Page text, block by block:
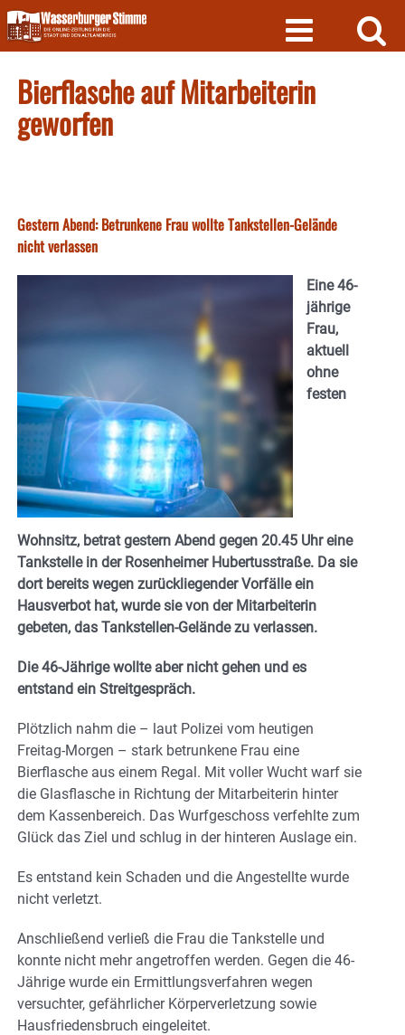
Skip
to
content
Bierflasche auf Mitarbeiterin
geworfen
Gestern Abend: Betrunkene Frau wollte Tankstellen-Gelände
nicht verlassen
Eine 46-
jährige
Frau,
aktuell
ohne
festen
Wohnsitz, betrat gestern Abend gegen 20.45 Uhr eine
Tankstelle in der Rosenheimer Hubertusstraße. Da sie
dort bereits wegen zurückliegender Vorfälle ein
Hausverbot hat, wurde sie von der Mitarbeiterin
gebeten, das Tankstellen-Gelände zu verlassen.
Die 46-Jährige wollte aber nicht gehen und es
entstand ein Streitgespräch.
Plötzlich nahm die – laut Polizei vom heutigen
Freitag-Morgen – stark betrunkene Frau eine
Bierflasche aus einem Regal. Mit voller Wucht warf sie
die Glasflasche in Richtung der Mitarbeiterin hinter
dem Kassenbereich. Das Wurfgeschoss verfehlte zum
Glück das Ziel und schlug in der hinteren Auslage ein.
Es entstand kein Schaden und die Angestellte wurde
nicht verletzt.
Anschließend verließ die Frau die Tankstelle und
konnte nicht mehr angetroffen werden. Gegen die 46-
Jährige wurde ein Ermittlungsverfahren wegen
versuchter, gefährlicher Körperverletzung sowie
Hausfriedensbruch eingeleitet.